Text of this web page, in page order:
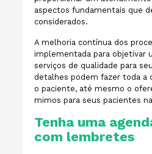
aspectos fundamentais que
considerados.
A melhoria contínua dos
implementada para objetivar
serviços de qualidade para
detalhes podem fazer toda a
o paciente, até mesmo o
mimos para seus pacientes
Tenha uma
com lembretes